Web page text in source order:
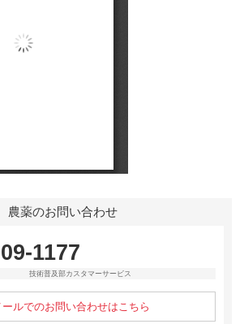
農薬のお問い合わせ
1177
技術普及部カスタマーサービス
ールでのお問い合わせはこちら